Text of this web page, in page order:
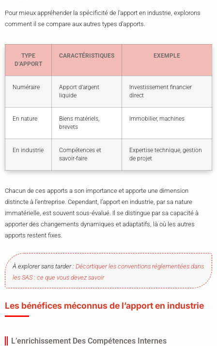
Pour mieux appréhender la spécificité de l’apport en industrie, explorons
comment il se compare aux autres types d’apports.
TYPE
D’APPORT
CARACTÉRISTIQUES EXEMPLE
Numéraire
Apport d’argent
liquide
Investissement financier
direct
En nature
Biens matériels,
brevets
Immobilier, machines
En industrie
Compétences et
savoir-faire
Expertise technique, gestion
de projet
Chacun de ces apports a son importance et apporte une dimension
distincte à l’entreprise. Cependant, l’apport en industrie, par sa nature
immatérielle, est souvent sous-évalué. Il se distingue par sa capacité à
apporter des changements dynamiques et adaptatifs, là où les autres
apports restent fixes.
À explorer sans tarder : Décortiquer les conventions réglementées dans
les SAS : ce que vous devez savoir
Les bénéfices méconnus de l’apport en industrie
L’enrichissement Des Compétences Internes